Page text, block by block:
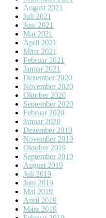
August 2021
Juli 2021
Juni 2021
Mai 2021
April 2021
März 2021
Februar 2021
Januar 2021
Dezember 2020
November 2020
Oktober 2020
September 2020
Februar 2020
Januar 2020
Dezember 2019
November 2019
Oktober 2019
September 2019
August 2019
Juli 2019
Juni 2019
Mai 2019
April 2019
März 2019